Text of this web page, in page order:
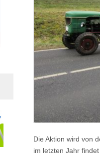
Die Aktion wird von
im letzten Jahr